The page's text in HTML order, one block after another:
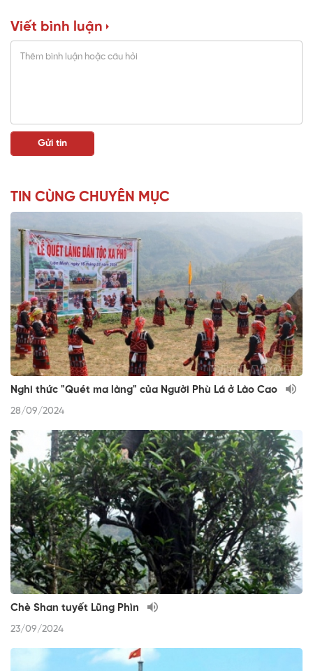
Viết bình luận
TIN CÙNG CHUYÊN MỤC
Nghi thức "Quét ma làng" của Người Phù Lá ở Lào Cao
28/09/2024
Chè Shan tuyết Lũng Phìn
23/09/2024